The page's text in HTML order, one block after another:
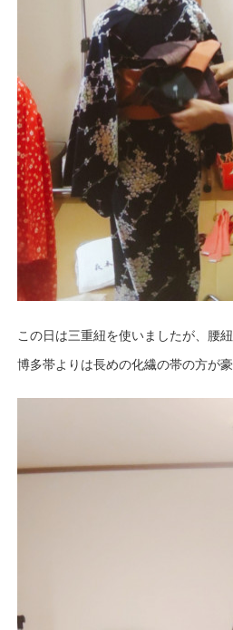
この日は三重紐を使いましたが、腰
博多帯よりは長めの化繊の帯の方が